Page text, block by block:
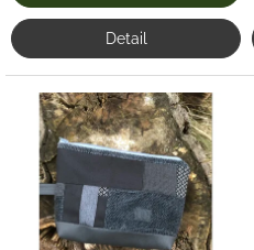
Detail